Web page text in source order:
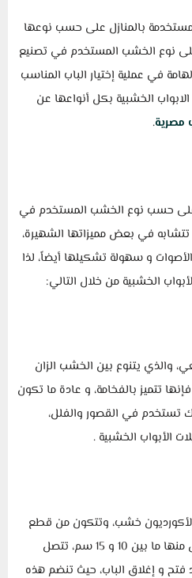
بالمنازل على حسب نوعها
نوع الخشب المستخدم في تصنيع
في عملية إختيار الباب المناسب
الخشبية بكل أنواعها عن
مصرية.
على حسب نوع الخشب المستخدم في
في بعض مميزاتها الشهيرة،
و سهولة تشكيلها أيضاً، لذا
الخشبية من خلال التالي:
والذي يتنوع بين الخشب الزان
تتميز بالفخامة، و عادة ما تكون
تستخدم في القصور والفلل،
الأبواب الخشبية .
خشب، وتتكون من قطع
طولية متساوية يتراوح عرض كل منها ما بين 10 و 15 سم، تتصل
و إغلاق الباب، حيث تنضم هذه